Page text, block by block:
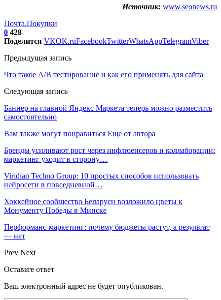
Источник: www.seonews.ru
Почта.Покупки
0 428
Поделится VKOK.ruFacebookTwitterWhatsAppTelegramViber
Предыдущая запись
Что такое А/В тестирование и как его применять для сайта
Следующая запись
Баннер на главной Яндекс Маркета теперь можно разместить
самостоятельно
Вам также могут понравиться Еще от автора
Бренды усиливают рост через инфлюенсеров и коллаборации:
маркетинг уходит в сторону…
Viridian Techno Group: 10 простых способов использовать
нейросети в повседневной…
Хоккейное сообщество Беларуси возложило цветы к
Монументу Победы в Минске
Перформанс-маркетинг: почему бюджеты растут, а результат
— нет
Prev Next
Оставьте ответ
Ваш электронный адрес не будет опубликован.